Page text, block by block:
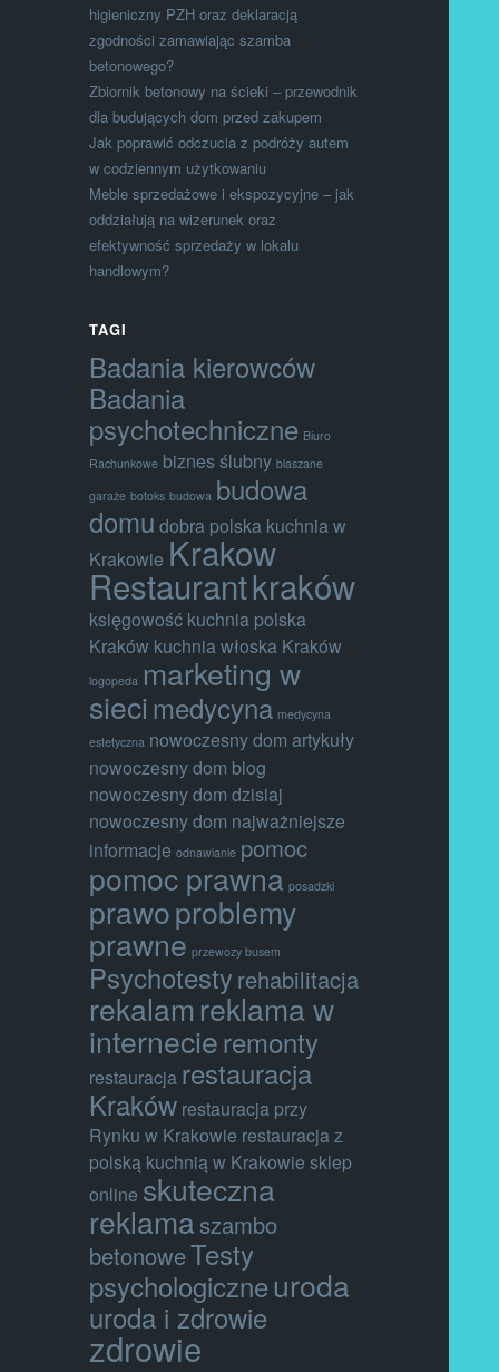
higieniczny PZH oraz deklaracją
zgodności zamawiając szamba
betonowego?
Zbiornik betonowy na ścieki – przewodnik
dla budujących dom przed zakupem
Jak poprawić odczucia z podróży autem
w codziennym użytkowaniu
Meble sprzedażowe i ekspozycyjne – jak
oddziałują na wizerunek oraz
efektywność sprzedaży w lokalu
handlowym?
TAGI
Badania kierowców
Badania
psychotechniczne Biuro
Rachunkowe biznes ślubny blaszane
garaże botoks budowa budowa
domu dobra polska kuchnia w
Krakowie Krakow
Restaurantkraków
księgowość kuchnia polska
Kraków kuchnia włoska Kraków
logopeda marketing w
siecimedycyna medycyna
estetyczna nowoczesny dom artykuły
nowoczesny dom blog
nowoczesny dom dzisiaj
nowoczesny dom najważniejsze
informacje odnawianie pomoc
pomoc prawna posadzki
prawoproblemy
prawne przewozy busem
Psychotestyrehabilitacja
rekalamreklama w
internecieremonty
restauracja restauracja
Kraków restauracja przy
Rynku w Krakowie restauracja z
polską kuchnią w Krakowie sklep
online skuteczna
reklamaszambo
betonoweTesty
psychologiczneuroda
uroda i zdrowie
zdrowie